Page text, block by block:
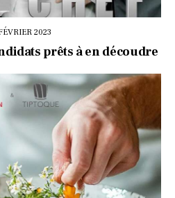
2023
prêts à en découdre